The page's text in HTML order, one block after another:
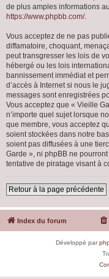
de plus amples informations
https://www.phpbb.com/.
Vous acceptez de ne pas
diffamatoire, choquant,
peut transgresser les lois de
hébergé ou les lois
bannissement immédiat et
d’accès à Internet si nous le
messages sont enregistrées
Vous acceptez que « Vieille
n’importe quel sujet lorsque
que membre, vous acceptez
soient stockées dans notre
soient pas diffusées à une
Garde », ni phpBB ne
tentative de piratage visant à
Retour à la page précédente
Index du forum
Développé par